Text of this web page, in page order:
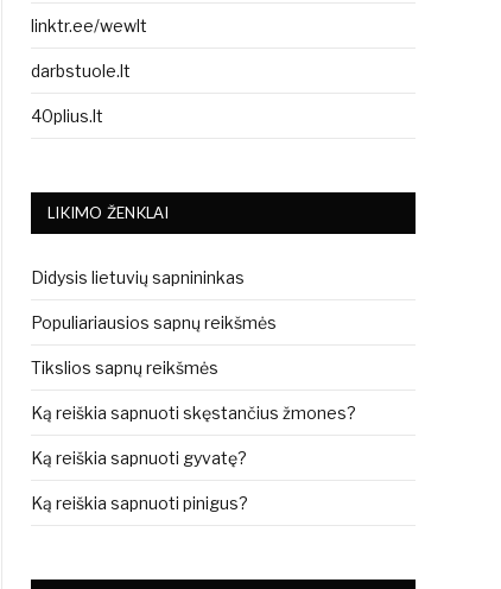
linktr.ee/wewlt
darbstuole.lt
40plius.lt
LIKIMO ŽENKLAI
Didysis lietuvių sapnininkas
Populiariausios sapnų reikšmės
Tikslios sapnų reikšmės
Ką reiškia sapnuoti skęstančius žmones?
Ką reiškia sapnuoti gyvatę?
Ką reiškia sapnuoti pinigus?